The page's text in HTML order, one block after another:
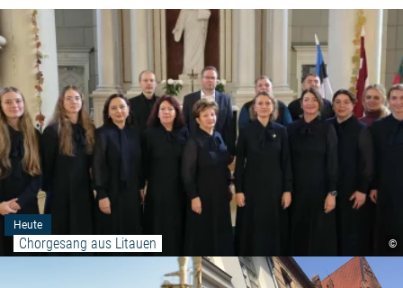
©
Heute
Chorgesang aus Litauen
Weiterlesen: "Hanse Sail 2026